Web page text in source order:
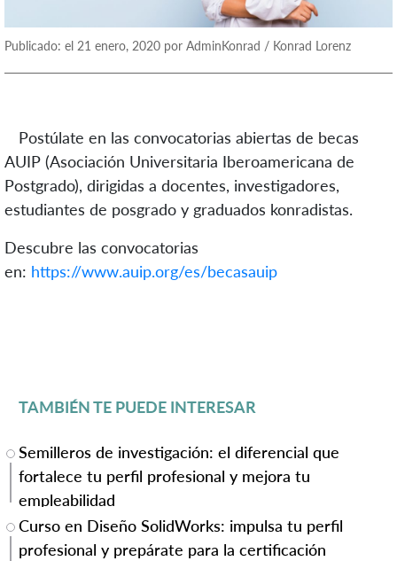
Publicado: el 21 enero, 2020 por AdminKonrad / Konrad Lorenz
Postúlate en las convocatorias abiertas de becas
AUIP (Asociación Universitaria Iberoamericana de
Postgrado), dirigidas a docentes, investigadores,
estudiantes de posgrado y graduados konradistas.
Descubre las convocatorias
en: https://www.auip.org/es/becasauip
TAMBIÉN TE PUEDE INTERESAR
Semilleros de investigación: el diferencial que
fortalece tu perfil profesional y mejora tu
empleabilidad
Curso en Diseño SolidWorks: impulsa tu perfil
profesional y prepárate para la certificación